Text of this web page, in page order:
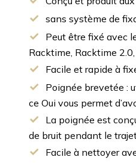
sans système de
Peut être fixé avec
Racktime, Racktime
Facile et rapide à
Poignée brevetée :
ce Oui vous permet
La poignée est
de bruit pendant le
Facile à nettoyer